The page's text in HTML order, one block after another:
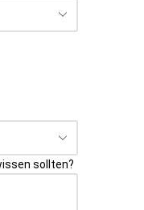
sollten?